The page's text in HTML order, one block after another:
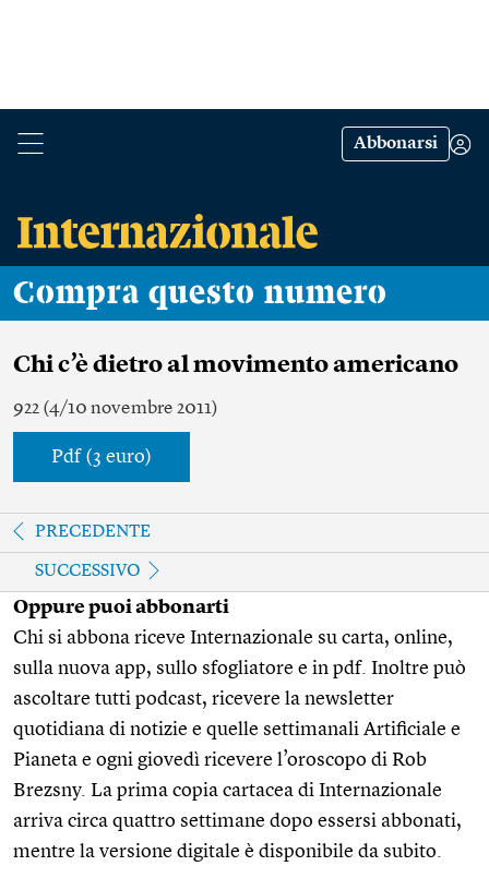
Abbonarsi
Compra questo numero
Chi c’è dietro al movimento americano
922 (4/10 novembre 2011)
Pdf (3 euro)
PRECEDENTE
SUCCESSIVO
Oppure puoi abbonarti
Chi si abbona riceve Internazionale su carta, online,
sulla nuova app, sullo sfogliatore e in pdf. Inoltre può
ascoltare tutti podcast, ricevere la newsletter
quotidiana di notizie e quelle settimanali Artificiale e
Pianeta e ogni giovedì ricevere l’oroscopo di Rob
Brezsny. La prima copia cartacea di Internazionale
arriva circa quattro settimane dopo essersi abbonati,
mentre la versione digitale è disponibile da subito.